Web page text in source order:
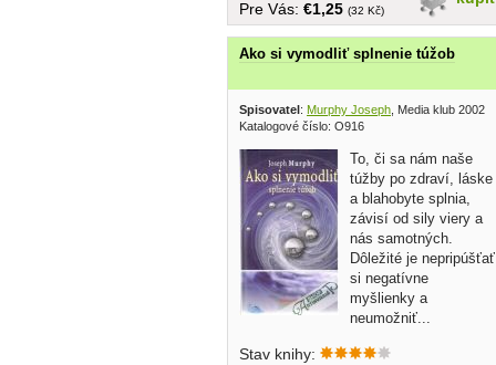
Pre Vás: €1,25 (32 Kč)
Ako si vymodliť splnenie túžob
Spisovatel : Murphy Joseph , Media klub 2002
Katalogové číslo: O916
To, či sa nám naše
túžby po zdraví, láske
a blahobyte splnia,
závisí od sily viery a
nás samotných.
Dôležité je nepripúšťať
si negatívne
myšlienky a
neumožniť...
Stav knihy: